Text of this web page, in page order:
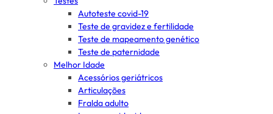
Autoteste covid-19
Teste de gravidez e fertilidade
Teste de mapeamento genético
Teste de paternidade
Melhor Idade
Acessórios geriátricos
Articulações
Fralda adulto